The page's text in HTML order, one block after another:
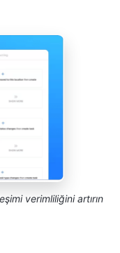
verimliliğini artırın